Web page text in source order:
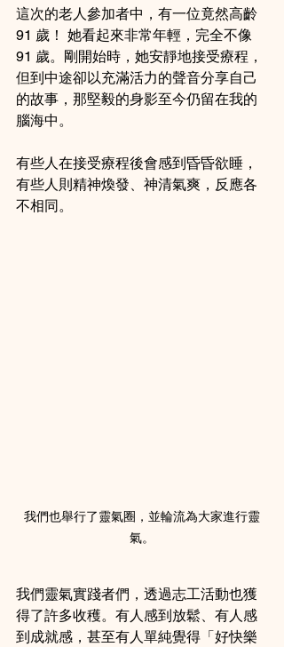
這次的老人參加者中，有一位竟然高齡
91 歲！ 她看起來非常年輕，完全不像
91 歲。剛開始時，她安靜地接受療程，
但到中途卻以充滿活力的聲音分享自己
的故事，那堅毅的身影至今仍留在我的
腦海中。
有些人在接受療程後會感到昏昏欲睡，
有些人則精神煥發、神清氣爽，反應各
不相同。
我們也舉行了靈氣圈，並輪流為大家進行靈
氣。
我們靈氣實踐者們，透過志工活動也獲
得了許多收穫。有人感到放鬆、有人感
到成就感，甚至有人單純覺得「好快樂